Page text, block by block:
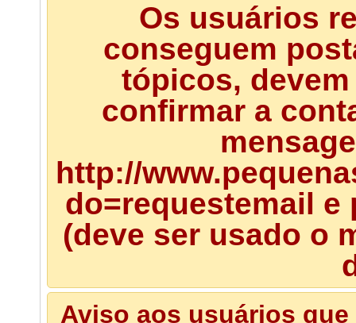
Os usuários
conseguem
tópicos,
confirmar a
http://
do=requestemail
(deve ser usado o
Aviso aos usuários